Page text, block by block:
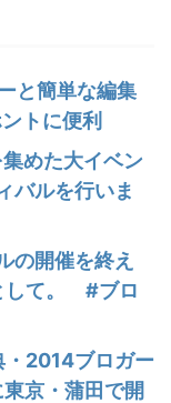
と簡単な編集
トに便利
めた大イベン
バルを行いま
の開催を終え
して。 #ブロ
2014ブロガー
京・蒲田で開